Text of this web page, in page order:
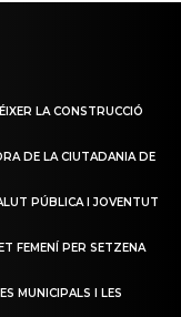
LA CONSTRUCCIÓ
DE LA CIUTADANIA DE
PÚBLICA I JOVENTUT
FEMENÍ PER SETZENA
MUNICIPALS I LES